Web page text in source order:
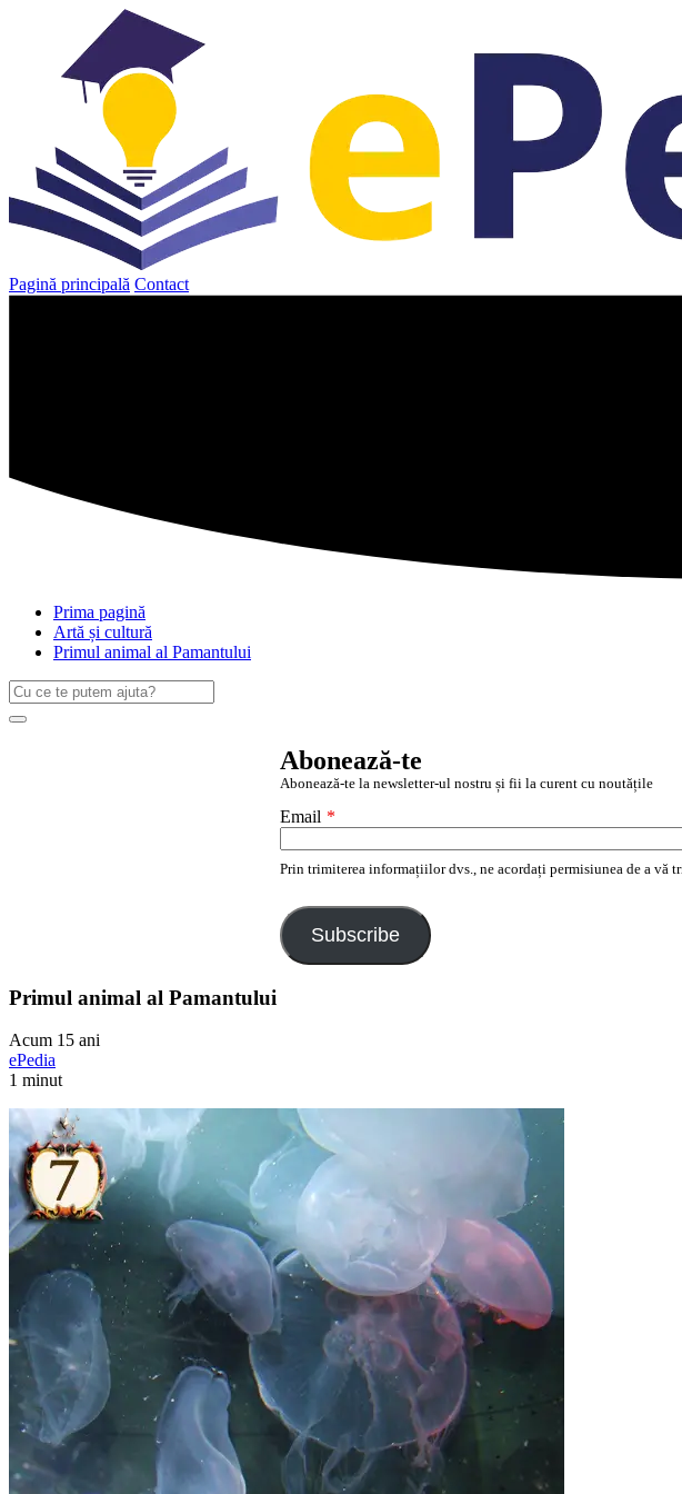
Pagină principală Contact
Prima pagină
Artă și cultură
Primul animal al Pamantului
Caută
după:
Search
Abonează-te
Abonează-te la newsletter-ul nostru și fii la curent cu noutățile
Email *
Prin trimiterea informațiilor dvs., ne acordați permisiunea de a
Subscribe
Primul animal al Pamantului
Acum 15 ani
ePedia
1 minut